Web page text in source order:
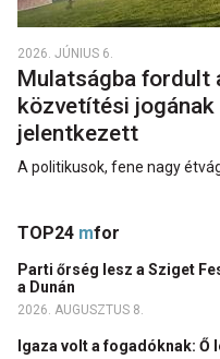
2026. JÚNIUS 6.
Mulatságba fordult
közvetítési jogának
jelentkezett
A politikusok, fene nagy
TOP24 mfor
Parti őrség lesz a Sziget
a Dunán
2026. AUGUSZTUS 8.
Igaza volt a fogadóknak: